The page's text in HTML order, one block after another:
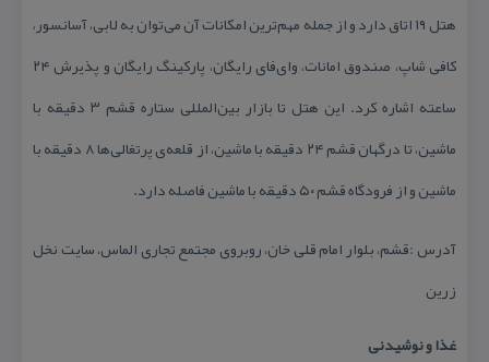
هتل ۱۹ اتاق دارد و از جمله مهم‌ترین امكانات آن می‌توان به لابی، آسانسور،
كافی شاپ، صندوق امانات، وای‌فای رایگان، پاركینگ رایگان و پذیرش ۲۴
ساعته اشاره كرد. این هتل تا بازار بین‌المللی ستاره قشم ۳ دقیقه با
ماشین، تا درگهان قشم ۲۴ دقیقه با ماشین، از قلعه‌ی پرتغالی‌ها ۸ دقیقه با
ماشین و از فرودگاه قشم ۵۰ دقیقه با ماشین فاصله دارد.
آدرس :قشم، بلوار امام قلی خان، روبروی مجتمع تجاری الماس، سایت نخل
زرین
غذا و نوشیدنی